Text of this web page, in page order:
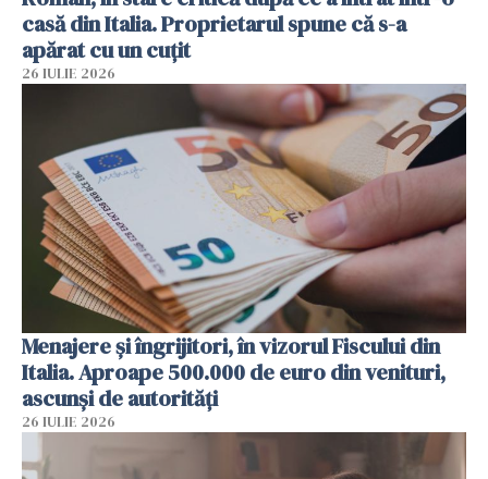
casă din Italia. Proprietarul spune că s-a
apărat cu un cuțit
26 IULIE 2026
Menajere și îngrijitori, în vizorul Fiscului din
Italia. Aproape 500.000 de euro din venituri,
ascunși de autorități
26 IULIE 2026